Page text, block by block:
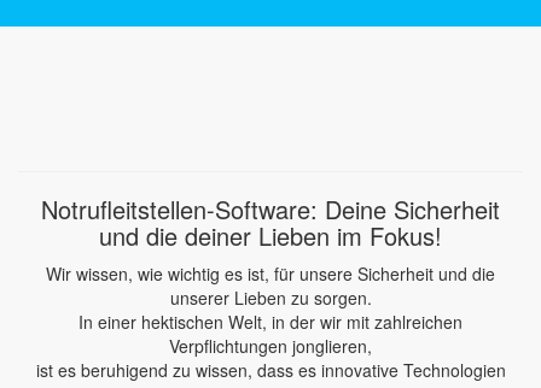
Notrufleitstellen-Software: Deine Sicherheit
und die deiner Lieben im Fokus!
Wir wissen, wie wichtig es ist, für unsere Sicherheit und die
unserer Lieben zu sorgen.
In einer hektischen Welt, in der wir mit zahlreichen
Verpflichtungen jonglieren,
ist es beruhigend zu wissen, dass es innovative Technologien